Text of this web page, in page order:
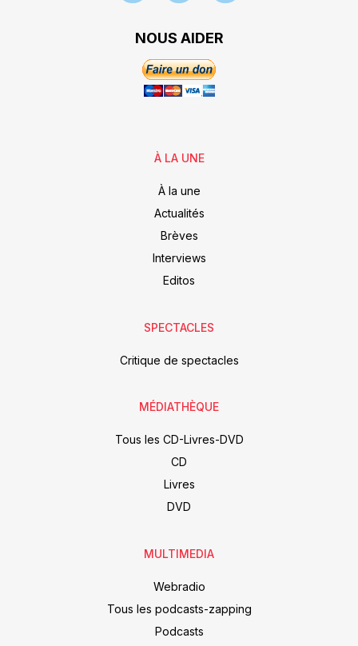
NOUS AIDER
À LA UNE
À la une
Actualités
Brèves
Interviews
Editos
SPECTACLES
Critique de spectacles
MÉDIATHÈQUE
Tous les CD-Livres-DVD
CD
Livres
DVD
MULTIMEDIA
Webradio
Tous les podcasts-zapping
Podcasts